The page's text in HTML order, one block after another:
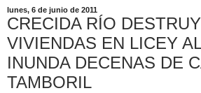
lunes, 6 de junio de 2011
CRECIDA RÍO
VIVIENDAS EN LICEY
INUNDA DECENAS DE
TAMBORIL